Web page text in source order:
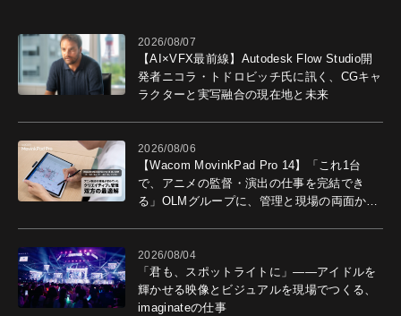
2026/08/07
【AI×VFX最前線】Autodesk Flow Studio開
発者ニコラ・トドロビッチ氏に訊く、CGキャ
ラクターと実写融合の現在地と未来
2026/08/06
【Wacom MovinkPad Pro 14】「これ1台
で、アニメの監督・演出の仕事を完結でき
る」OLMグループに、管理と現場の両面から
2026/08/04
「君も、スポットライトに」――アイドルを
輝かせる映像とビジュアルを現場でつくる、
imaginateの仕事